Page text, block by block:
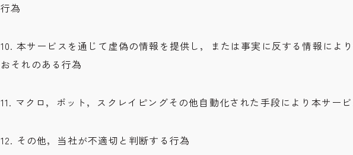
行為
10. 本サービスを通じて虚偽の情報を提供し，または事実に反する情報によ
おそれのある行為
11. マクロ，ボット，スクレイピングその他自動化された手段により本サー
12. その他，当社が不適切と判断する行為